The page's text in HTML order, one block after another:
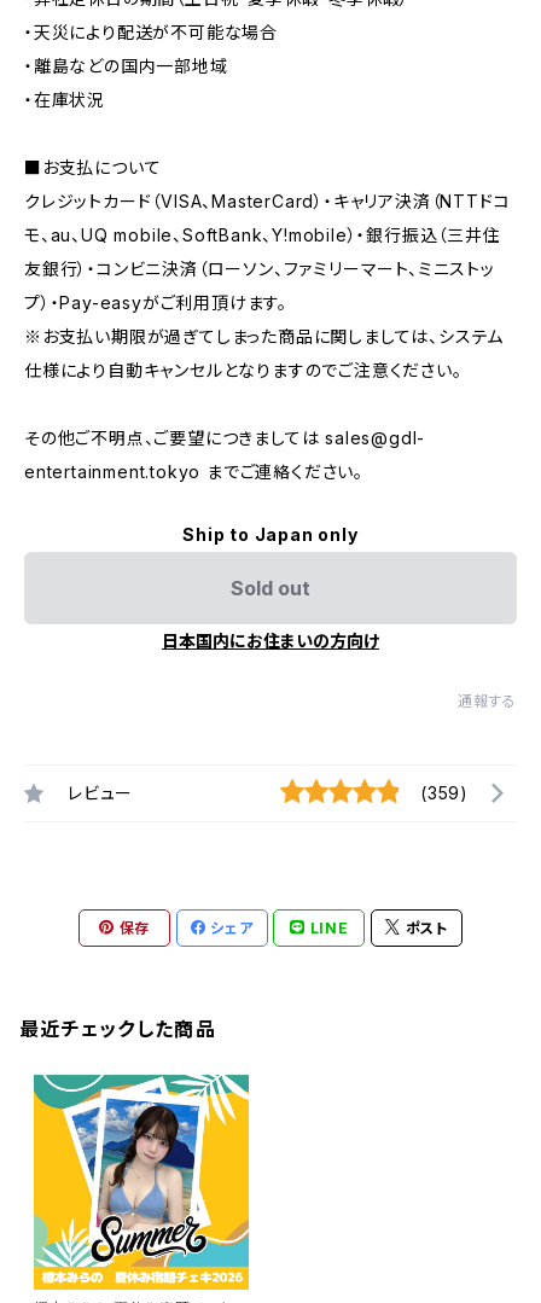
・天災により配送が不可能な場合
・離島などの国内一部地域
・在庫状況
■お支払について
クレジットカード（VISA、MasterCard）・キャリア決済（NTTドコ
モ、au、UQ mobile、SoftBank、Y!mobile）・銀行振込（三井住
友銀行）・コンビニ決済（ローソン、ファミリーマート、ミニストッ
プ）・Pay-easyがご利用頂けます。
※お支払い期限が過ぎてしまった商品に関しましては、システム
仕様により自動キャンセルとなりますのでご注意ください。
その他ご不明点、ご要望につきましてはsales@gdl-
entertainment.tokyo までご連絡ください。
Ship to Japan only
Sold out
日本国内にお住まいの方向け
通報する
レビュー (359)
保存 シェア LINE ポスト
最近チェックした商品